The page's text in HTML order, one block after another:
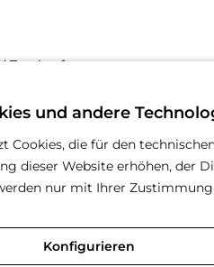
Trockenfutter
aufheben
und andere
Cookies, die für den
dieser Website erhöhen, der
nur mit Ihrer
Konfigurieren